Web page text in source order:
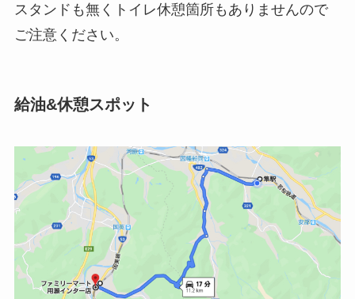
スタンドも無くトイレ休憩箇所もありませんので
ご注意ください。
給油&休憩スポット